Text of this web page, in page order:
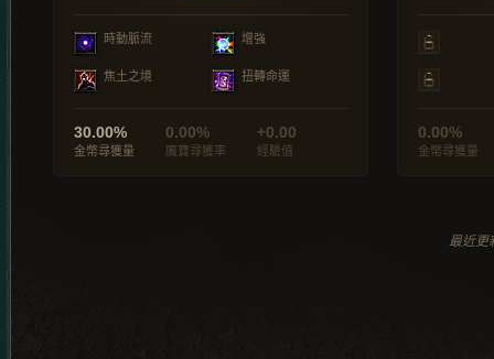
時動脈流 增強
焦土之境 扭轉命運
30.00%
金幣尋獲量
0.00%
魔寶尋獲率
+0.00
經驗值
0.00%
金幣尋獲量
最近更